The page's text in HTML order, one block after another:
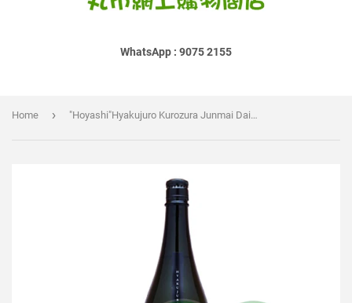
WhatsApp : 9075 2155
Home › "Hoyashi"Hyakujuro Kurozura Junmai Daiginjo｜"林"百十郎 黑面 純米大吟釀｜"林"百十郎 黑面 純米大吟醸